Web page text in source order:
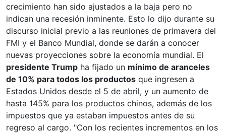
crecimiento han sido ajustados a la baja pero no
indican una recesión inminente. Esto lo dijo durante su
discurso inicial previo a las reuniones de primavera del
FMI y el Banco Mundial, donde se darán a conocer
nuevas proyecciones sobre la economía mundial. El
presidente Trump ha fijado un mínimo de aranceles
de 10% para todos los productos que ingresen a
Estados Unidos desde el 5 de abril, y un aumento de
hasta 145% para los productos chinos, además de los
impuestos que ya estaban impuestos antes de su
regreso al cargo. "Con los recientes incrementos en los